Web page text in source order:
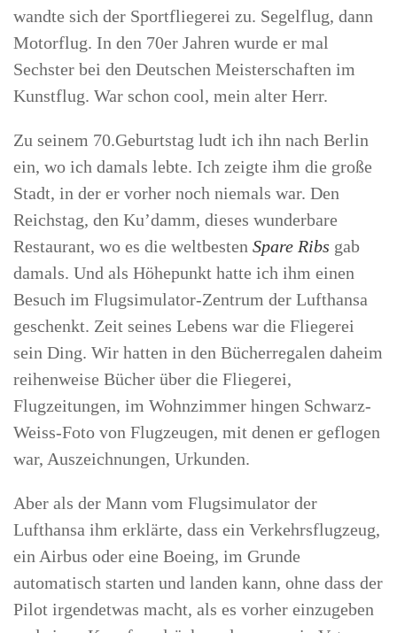
wandte sich der Sportfliegerei zu. Segelflug, dann
Motorflug. In den 70er Jahren wurde er mal
Sechster bei den Deutschen Meisterschaften im
Kunstflug. War schon cool, mein alter Herr.
Zu seinem 70.Geburtstag ludt ich ihn nach Berlin
ein, wo ich damals lebte. Ich zeigte ihm die große
Stadt, in der er vorher noch niemals war. Den
Reichstag, den Ku’damm, dieses wunderbare
Restaurant, wo es die weltbesten Spare Ribs gab
damals. Und als Höhepunkt hatte ich ihm einen
Besuch im Flugsimulator-Zentrum der Lufthansa
geschenkt. Zeit seines Lebens war die Fliegerei
sein Ding. Wir hatten in den Bücherregalen daheim
reihenweise Bücher über die Fliegerei,
Flugzeitungen, im Wohnzimmer hingen Schwarz-
Weiss-Foto von Flugzeugen, mit denen er geflogen
war, Auszeichnungen, Urkunden.
Aber als der Mann vom Flugsimulator der
Lufthansa ihm erklärte, dass ein Verkehrsflugzeug,
ein Airbus oder eine Boeing, im Grunde
automatisch starten und landen kann, ohne dass der
Pilot irgendetwas macht, als es vorher einzugeben